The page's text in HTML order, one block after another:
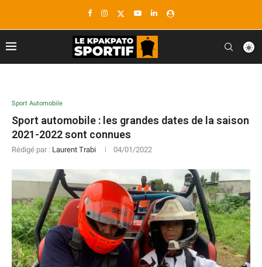
Sport Automobile
Sport automobile : les grandes dates de la saison
2021-2022 sont connues
Rédigé par : Laurent Trabi 04/01/2022